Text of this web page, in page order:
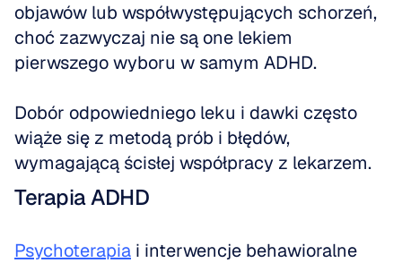
objawów lub współwystępujących schorzeń,
choć zazwyczaj nie są one lekiem
pierwszego wyboru w samym ADHD.
Dobór odpowiedniego leku i dawki często
wiąże się z metodą prób i błędów,
wymagającą ścisłej współpracy z lekarzem.
Terapia ADHD
Psychoterapia i interwencje behawioralne